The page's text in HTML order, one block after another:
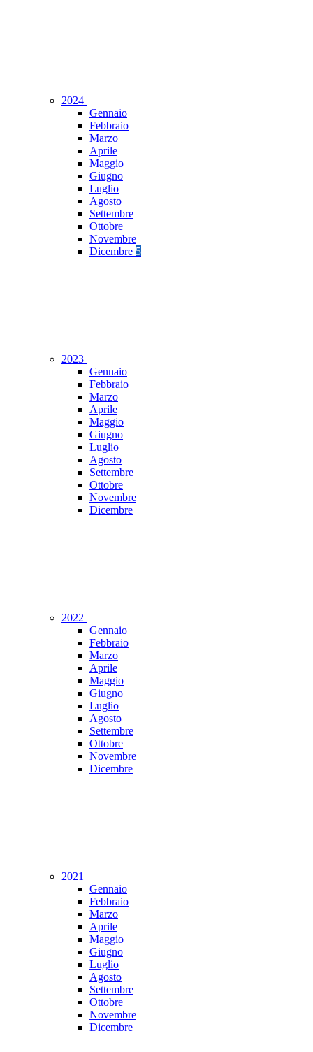
2024
Gennaio
Febbraio
Marzo
Aprile
Maggio
Giugno
Luglio
Agosto
Settembre
Ottobre
Novembre
Dicembre 5
2023
Gennaio
Febbraio
Marzo
Aprile
Maggio
Giugno
Luglio
Agosto
Settembre
Ottobre
Novembre
Dicembre
2022
Gennaio
Febbraio
Marzo
Aprile
Maggio
Giugno
Luglio
Agosto
Settembre
Ottobre
Novembre
Dicembre
2021
Gennaio
Febbraio
Marzo
Aprile
Maggio
Giugno
Luglio
Agosto
Settembre
Ottobre
Novembre
Dicembre